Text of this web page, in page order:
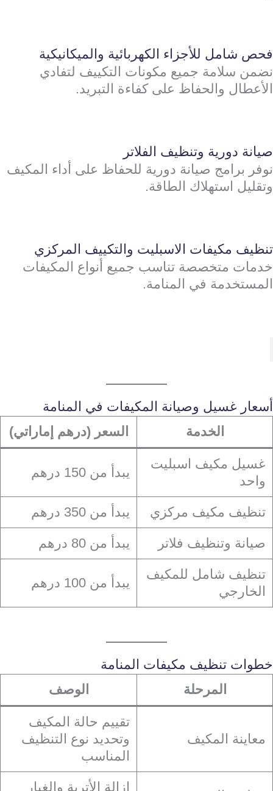
فحص شامل للأجزاء الكهربائية والميكانيكية
نضمن سلامة جميع مكونات التكييف لتفادي
الأعطال والحفاظ على كفاءة التبريد.
صيانة دورية وتنظيف الفلاتر
نوفر برامج صيانة دورية للحفاظ على أداء المكيف
وتقليل استهلاك الطاقة.
تنظيف مكيفات الاسبليت والتكييف المركزي
خدمات متخصصة تناسب جميع أنواع المكيفات
المستخدمة في المنامة.
أسعار غسيل وصيانة المكيفات في المنامة
الخدمة
السعر (درهم إماراتي)
غسيل مكيف اسبليت
واحد
يبدأ من 150 درهم
تنظيف مكيف مركزي يبدأ من 350 درهم
صيانة وتنظيف فلاتر يبدأ من 80 درهم
تنظيف شامل للمكيف
الخارجي
يبدأ من 100 درهم
خطوات تنظيف مكيفات المنامة
المرحلة
الوصف
معاينة المكيف
تقييم حالة المكيف
وتحديد نوع التنظيف
المناسب
إزالة الأتربة والغبار